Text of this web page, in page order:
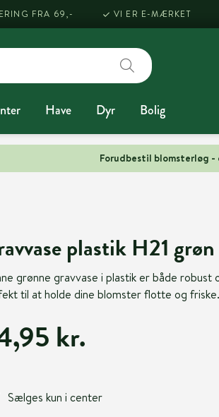
Forudbestil blomsterløg -
FRA 69,- VI ER E-MÆRKET
Have Dyr Bolig
plastik H21 grøn
grønne gravvase i plastik er både robust
til at holde dine blomster flotte og friske.
kr.
Sælges kun i center